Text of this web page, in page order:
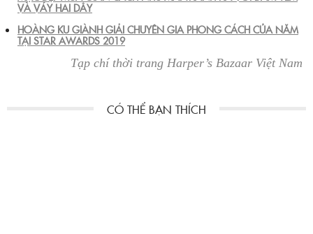
VÀ VÁY HAI DÂY
HOÀNG KU GIÀNH GIẢI CHUYÊN GIA PHONG CÁCH CỦA NĂM
TẠI STAR AWARDS 2019
Tạp chí thời trang Harper’s Bazaar Việt Nam